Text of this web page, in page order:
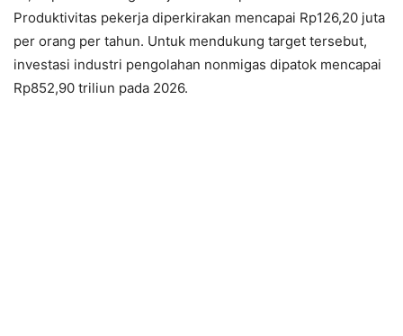
Produktivitas pekerja diperkirakan mencapai Rp126,20 juta
per orang per tahun. Untuk mendukung target tersebut,
investasi industri pengolahan nonmigas dipatok mencapai
Rp852,90 triliun pada 2026.